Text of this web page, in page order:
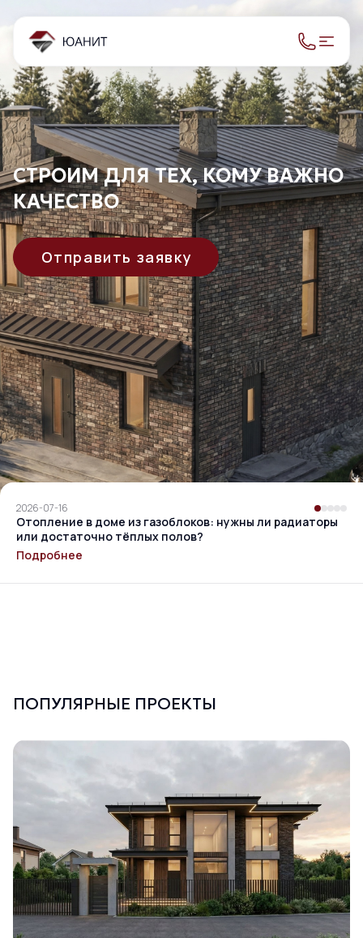
СТРОИМ ДЛЯ ТЕХ, КОМУ ВАЖНО
КАЧЕСТВО
Отправить заявку
2026-07-16
Отопление в доме из газоблоков: нужны ли радиаторы
или достаточно тёплых полов?
Подробнее
ПОПУЛЯРНЫЕ ПРОЕКТЫ